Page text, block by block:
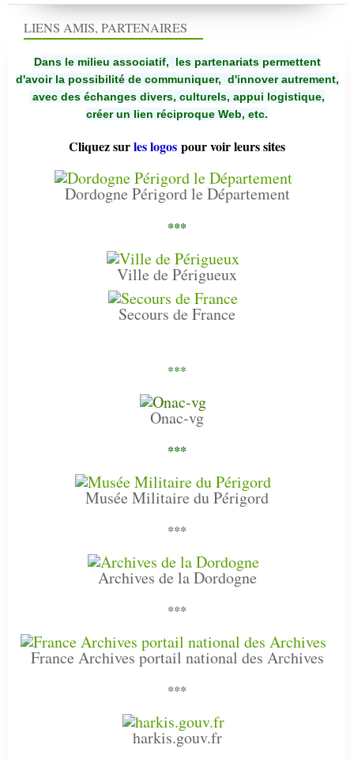
LIENS AMIS, PARTENAIRES
Dans le milieu associatif, les partenariats permettent
d'avoir la possibilité de communiquer, d'innover autrement,
avec des échanges divers, culturels, appui logistique,
créer un lien réciproque Web, etc.
Cliquez surles logos pour voir leurs sites
Dordogne Périgord le Département
***
Ville de Périgueux
Secours de France
***
Onac-vg
***
Musée Militaire du Périgord
***
Archives de la Dordogne
***
France Archives portail national des Archives
***
harkis.gouv.fr